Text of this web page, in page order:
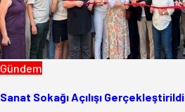
Gündem
Sanat Sokağı Açılışı Gerçekleştirildi